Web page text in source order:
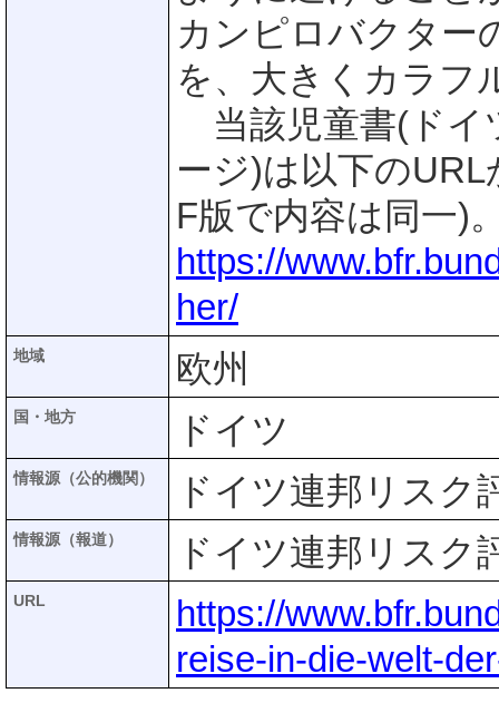
カンピロバクター
を、大きくカラフ
当該児童書(ドイ
ージ)は以下の
F版で内容は同一)
https://
her/
地域 欧州
国・地方 ドイツ
情報源（公的機関） ドイツ連邦リスク
情報源（報道） ドイツ連邦リスク
URL
https://
reise-in-die-welt-